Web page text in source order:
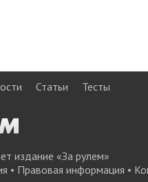
Статьи Тесты
издание «За рулем»
• Правовая информация •